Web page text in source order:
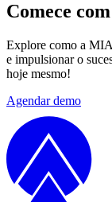
Comece
Explore como a
e impulsionar o
hoje mesmo!
Agendar demo